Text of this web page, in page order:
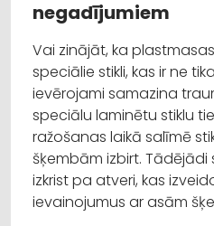
negadījumiem
Vai zinājāt, ka
speciālie stikli, kas ir ne
ievērojami samazina
speciālu laminētu stiklu
ražošanas laikā salīmē
šķembām izbirt.
izkrist pa atveri, kas
ievainojumus ar asām